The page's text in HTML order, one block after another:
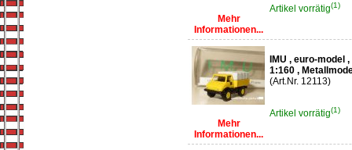
Mehr
Informationen...
Artikel vorrätig(1)
Mehr
Informationen...
IMU , euro-model
1:160 ,
(Art.Nr. 12113)
Artikel vorrätig(1)